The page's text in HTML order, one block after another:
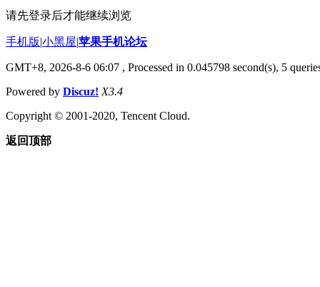
请先登录后才能继续浏览
手机版|小黑屋|苹果手机论坛
GMT+8, 2026-8-6 06:07 , Processed in 0.045798 second(s), 5
Powered by Discuz! X3.4
Copyright © 2001-2020, Tencent Cloud.
返回顶部